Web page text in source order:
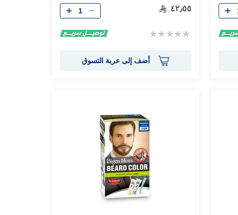
٤٢٫٥٥
Rating:
الكمية
أضف إلى عربة التسوق